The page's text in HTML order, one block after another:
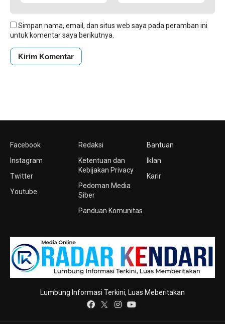
Simpan nama, email, dan situs web saya pada peramban ini
untuk komentar saya berikutnya.
Facebook
Instagram
Twitter
Youtube
Redaksi
Ketentuan dan
Kebijakan Privacy
Pedoman Media
Siber
Panduan Komunitas
Bantuan
Iklan
Karir
Lumbung Informasi Terkini, Luas Meberitakan